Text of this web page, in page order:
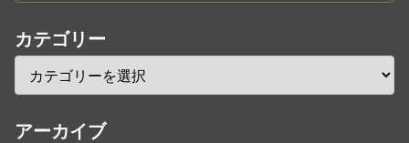
カテゴリー
アーカイブ